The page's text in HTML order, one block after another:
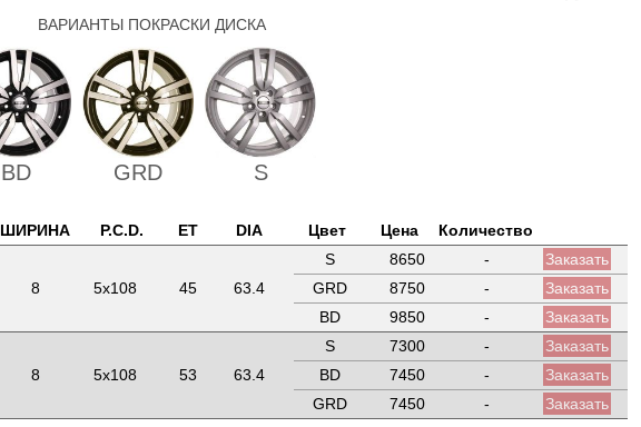
ВАРИАНТЫ ПОКРАСКИ ДИСКА
BD GRD S
ШИРИНА P.C.D. ET DIA Цвет Цена Количество
8 5x108 45 63.4
S 8650 -
Заказать
GRD
8750 -
Заказать
BD
9850 - Заказать
8 5x108 53 63.4
S 7300 -
Заказать
BD
7450 -
Заказать
GRD
7450 - Заказать